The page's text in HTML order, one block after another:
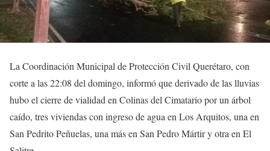
La Coordinación Municipal de Protección Civil Querétaro, con
corte a las 22:08 del domingo, informó que derivado de las lluvias
hubo el cierre de vialidad en Colinas del Cimatario por un árbol
caído, tres viviendas con ingreso de agua en Los Arquitos, una en
San Pedrito Peñuelas, una más en San Pedro Mártir y otra en El